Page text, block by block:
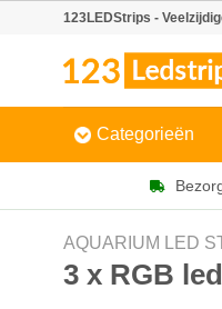
123LEDStrips -
Categorieën
AQUARIUM LED
3 x RGB